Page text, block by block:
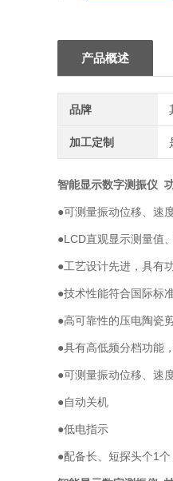
产品概述
品牌
加工定制
智能显示数字测振仪
●可测量振动位移、速
●LCD直观显示测量值
●工艺设计先进，具有
●技术性能符合国际标
●高可靠性的压电陶瓷
●具有高低频分档功能
●可测量振动位移、速
●自动关机
●低电指示
●配备长、短探头个1